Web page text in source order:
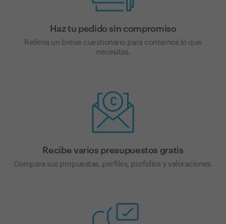
Haz tu pedido sin compromiso
Rellena un breve cuestionario para contarnos lo que
necesitas.
Recibe varios presupuestos gratis
Compara sus propuestas, perfiles, porfolios y valoraciones.